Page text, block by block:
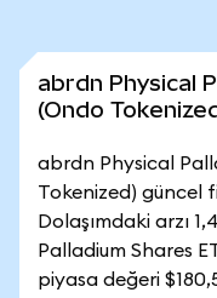
abrdn Physical
(Ondo
abrdn Physical
Tokenized) güncel
Dolaşımdaki arzı
Palladium Shares
piyasa değeri